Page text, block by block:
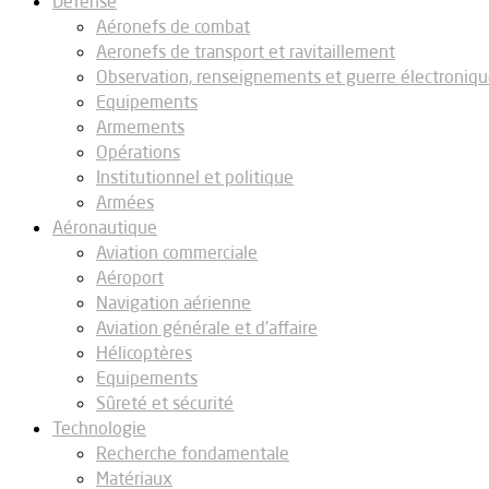
Aéronefs de combat
Aeronefs de transport et ravitaillement
Observation, renseignements et guerre
Equipements
Armements
Opérations
Institutionnel et politique
Armées
Aéronautique
Aviation commerciale
Aéroport
Navigation aérienne
Aviation générale et d’affaire
Hélicoptères
Equipements
Sûreté et sécurité
Technologie
Recherche fondamentale
Matériaux